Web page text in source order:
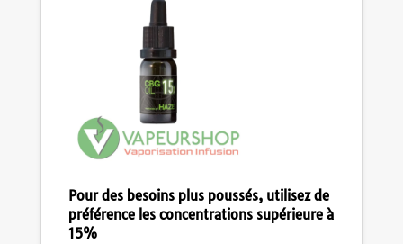
Pour des besoins plus poussés, utilisez de
préférence les concentrations supérieure à
15%